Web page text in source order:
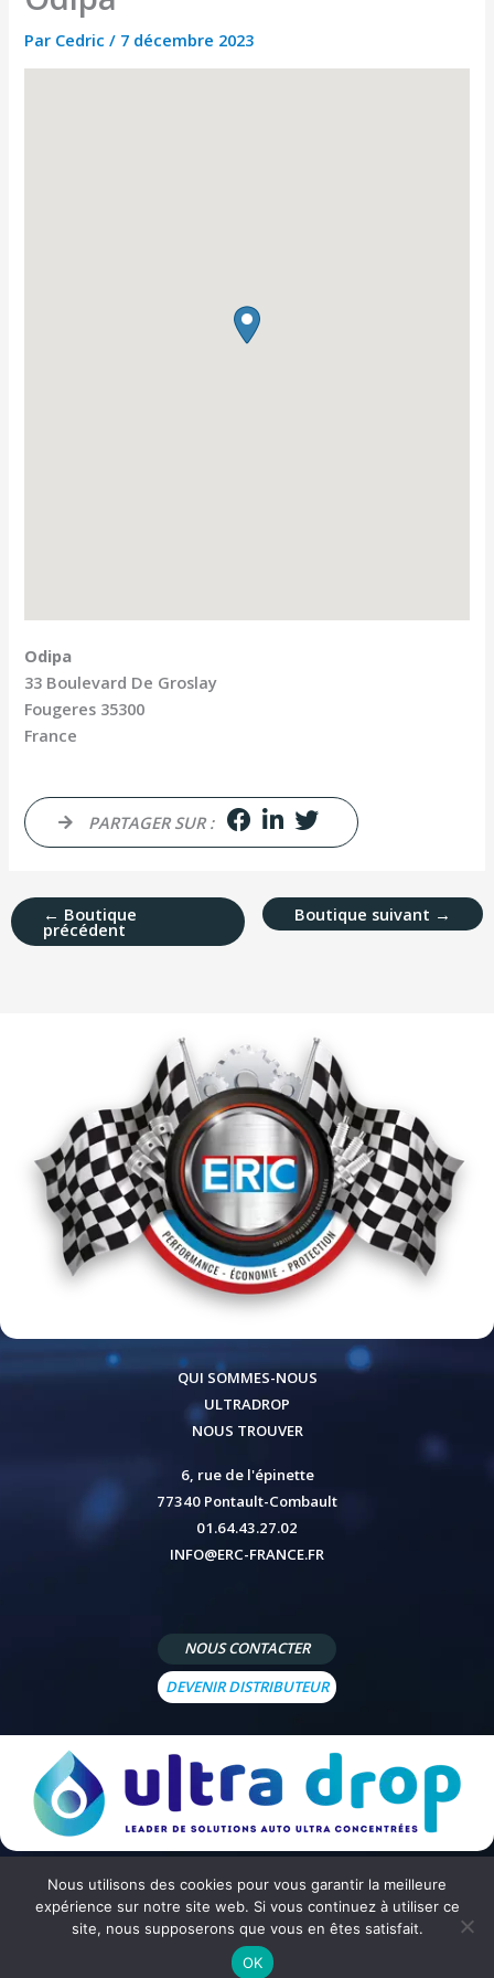
Par Cedric/ 7 décembre 2023
Odipa
33 Boulevard De Groslay
Fougeres 35300
France
PARTAGER SUR :
← Boutique
précédent
Boutique suivant →
QUI SOMMES-NOUS
ULTRADROP
NOUS TROUVER
6, rue de l'épinette
77340 Pontault-Combault
01.64.43.27.02
INFO@ERC-FRANCE.FR
NOUS CONTACTER
DEVENIR DISTRIBUTEUR
© 2026 - Site réalisé par Peppermint Agency Mentions légales Politique de confidentialité
générales de vente
Nous utilisons des cookies pour vous garantir la meilleure
expérience sur notre site web. Si vous continuez à utiliser ce
site, nous supposerons que vous en êtes satisfait.
OK